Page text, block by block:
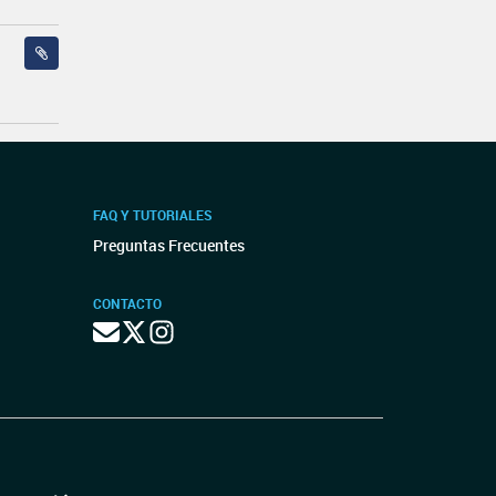
FAQ Y TUTORIALES
Preguntas Frecuentes
CONTACTO